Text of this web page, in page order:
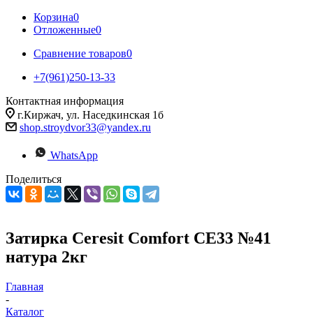
Корзина0
Отложенные0
Сравнение товаров0
+7(961)250-13-33
Контактная информация
г.Киржач, ул. Наседкинская 1б
shop.stroydvor33@yandex.ru
WhatsApp
Поделиться
Затирка Ceresit Comfort CE33 №41
натура 2кг
Главная
-
Каталог